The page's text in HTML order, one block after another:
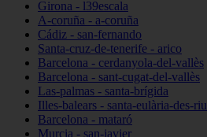
Girona - l39escala
A-coruña - a-coruña
Cádiz - san-fernando
Santa-cruz-de-tenerife - arico
Barcelona - cerdanyola-del-vallès
Barcelona - sant-cugat-del-vallès
Las-palmas - santa-brígida
Illes-balears - santa-eulària-des-riu
Barcelona - mataró
Murcia - san-javier